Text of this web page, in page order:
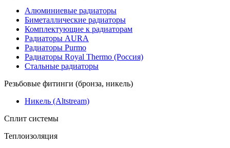
Алюминиевые радиаторы
Биметаллические радиаторы
Комплектующие к радиаторам
Радиаторы AURA
Радиаторы Purmo
Радиаторы Royal Thermo (Россия)
Стальные радиаторы
Резьбовые фитинги (бронза, никель)
Никель (Altstream)
Сплит системы
Теплоизоляция